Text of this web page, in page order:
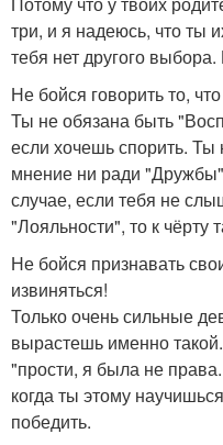
три, и я надеюсь, что ты
тебя нет другого
Не бойся говорить то,
Ты не обязана быть
если хочешь спорить. Ты
мнение ни ради
случае, если тебя не
"Лояльности", то к чёрту
Не бойся признавать
извиняться!
Только очень сильные
вырастешь именно
"прости, я была не
когда ты этому
победить.